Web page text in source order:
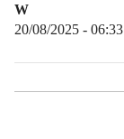
W
20/08/2025 - 06:33